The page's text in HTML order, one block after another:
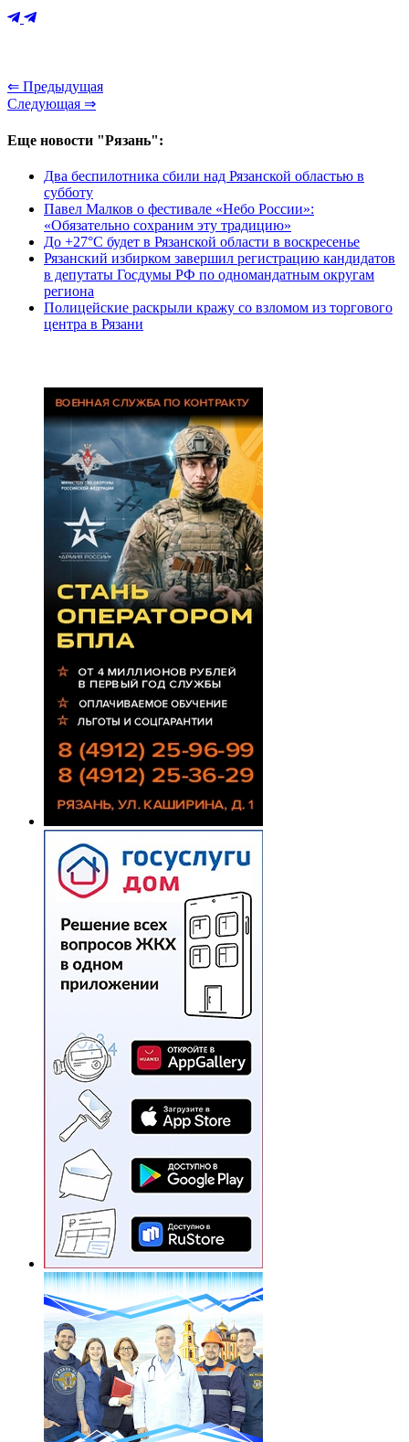
⇐ Предыдущая
Следующая ⇒
Еще новости "Рязань":
Два беспилотника сбили над Рязанской областью в
субботу
Павел Малков о фестивале «Небо России»:
«Обязательно сохраним эту традицию»
До +27°С будет в Рязанской области в воскресенье
Рязанский избирком завершил регистрацию кандидатов
в депутаты Госдумы РФ по одномандатным округам
региона
Полицейские раскрыли кражу со взломом из торгового
центра в Рязани